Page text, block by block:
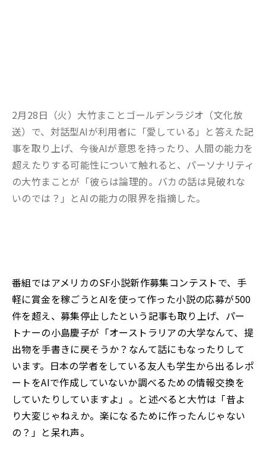
2月28日（火）大竹まことゴールデンラジオ（文化放
送）で、対話型AIが利用者に「愛している」と答えた記
事を取り上げ、今後AIが意思を持ったり、人間の能力を
超えたりする可能性について触れると、パーソナリティ
の大竹まことが「彼らは論理的。バカの話は見破れな
いのでは？」とAIの能力の限界を指摘した。
番組ではアメリカのSF小説新作募集コンテストで、手
軽に賞金を稼ごうとAIを使って作った小説の応募が500
件を超え、募集停止したという記事も取り上げ、パー
トナーの小島慶子が「オーストラリアの大学なんて、提
出物を手書きに戻そうか？なんて話にもなったりして
います。日本の学者をしている友人も学生から出るレポ
ートをAIで作成していないか調べるための情報交換を
していたりしていますよ」。と述べると大竹は「昔よ
り大変じゃねえか。楽になるために作ったんじゃない
の？」と呆れ声。